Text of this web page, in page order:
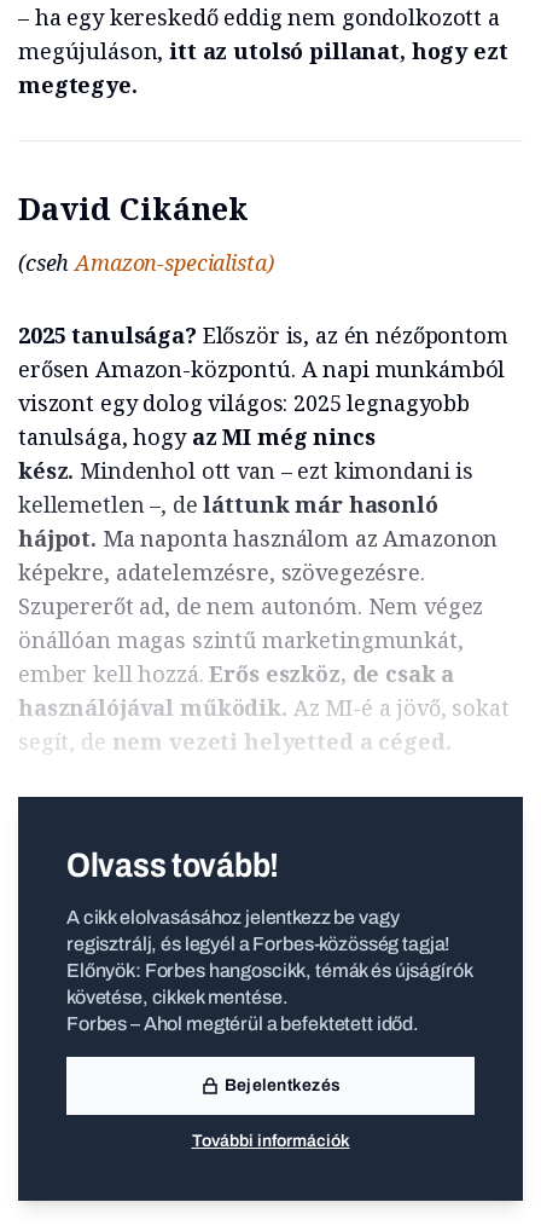
– ha egy kereskedő eddig nem gondolkozott a
megújuláson,itt az utolsó pillanat, hogy ezt
megtegye.
David Cikánek
(csehAmazon-specialista)
2025 tanulsága? Először is, az én nézőpontom
erősen Amazon-központú. A napi munkámból
viszont egy dolog világos: 2025 legnagyobb
tanulsága, hogy az MI még nincs
kész. Mindenhol ott van – ezt kimondani is
kellemetlen –, de láttunk már hasonló
hájpot. Ma naponta használom az Amazonon
képekre, adatelemzésre, szövegezésre.
Szupererőt ad, de nem autonóm. Nem végez
önállóan magas szintű marketingmunkát,
ember kell hozzá. Erős eszköz, de csak a
használójával működik. Az MI-é a jövő, sokat
segít, de nem vezeti helyetted a céged.
Olvass tovább!
A cikk elolvasásához jelentkezz be vagy
regisztrálj, és legyél a Forbes-közösség tagja!
Előnyök: Forbes hangoscikk, témák és újságírók
követése, cikkek mentése.
Forbes – Ahol megtérül a befektetett időd.
Bejelentkezés
További információk